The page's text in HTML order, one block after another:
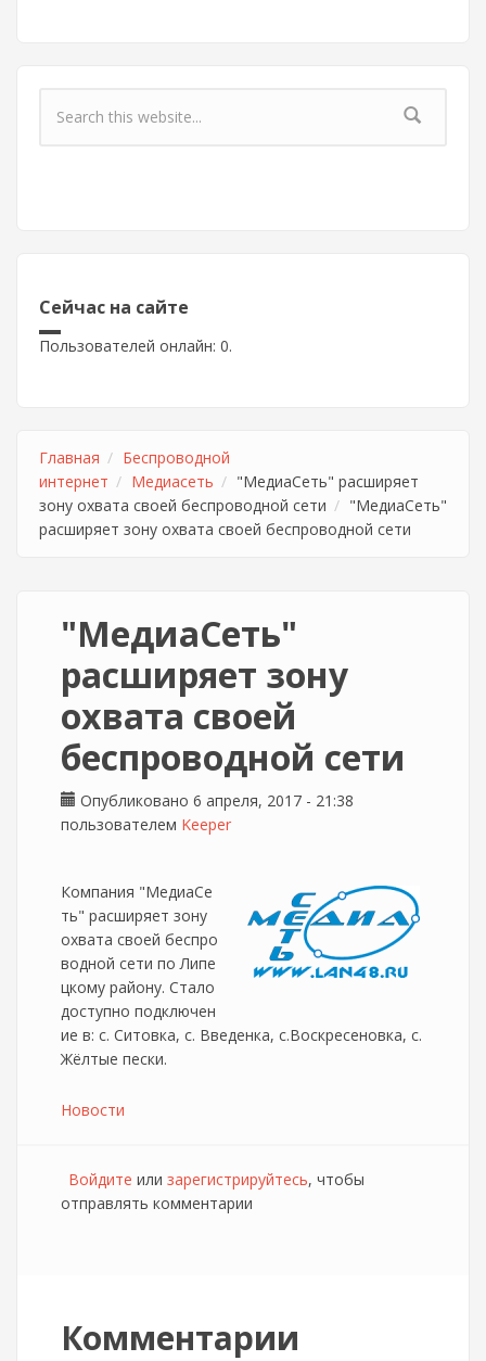
Форма поиска
Сейчас на сайте
Пользователей онлайн: 0.
Главная
Беспроводной
интернет
Медиасеть
"МедиаСеть" расширяет
зону охвата своей беспроводной сети
"МедиаСеть"
расширяет зону охвата своей беспроводной сети
"МедиаСеть"
расширяет зону
охвата своей
беспроводной сети
Опубликовано 6 апреля, 2017 - 21:38
пользователем Keeper
Компания "МедиаСе
ть" расширяет зону
охвата своей беспро
водной сети по Липе
цкому району. Стало
доступно подключен
ие в: с. Ситовка, с. Введенка, с.Воскресеновка, с.
Жёлтые пески.
Новости
Войдите или зарегистрируйтесь, чтобы
отправлять комментарии
Комментарии